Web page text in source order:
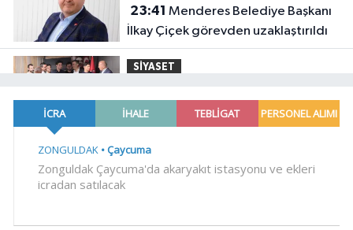
23:41
İlkay Çiçek görevden uzaklaştırıldı
SİYASET
katılımlar... Gürsel Tekin: Birlikte
başaracağız
23:29Anadolu Otoyolu'nda